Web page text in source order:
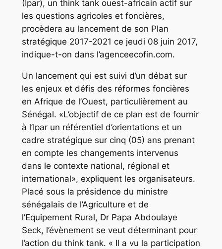
(Ipar), un think tank ouest-africain actif sur
les questions agricoles et foncières,
procèdera au lancement de son Plan
stratégique 2017-2021 ce jeudi 08 juin 2017,
indique-t-on dans l’agenceecofin.com.
Un lancement qui est suivi d’un débat sur
les enjeux et défis des réformes foncières
en Afrique de l’Ouest, particulièrement au
Sénégal. «L’objectif de ce plan est de fournir
à l’Ipar un référentiel d’orientations et un
cadre stratégique sur cinq (05) ans prenant
en compte les changements intervenus
dans le contexte national, régional et
international», expliquent les organisateurs.
Placé sous la présidence du ministre
sénégalais de l’Agriculture et de
l’Equipement Rural, Dr Papa Abdoulaye
Seck, l’évènement se veut déterminant pour
l’action du think tank. « Il a vu la participation